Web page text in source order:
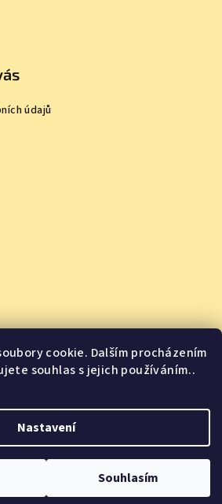
cookie. Dalším procházením
souhlas s jejich používáním..
Nastavení
Souhlasím
údajů
z pohodlí domova
. Všechna práva vyhrazena.
Shoptet&PekneWeby